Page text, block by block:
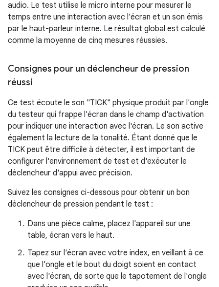
audio. Le test utilise le micro interne pour mesurer le
temps entre une interaction avec l'écran et un son émis
par le haut-parleur interne. Le résultat global est calculé
comme la moyenne de cinq mesures réussies.
Consignes pour un déclencheur de pression
réussi
Ce test écoute le son "TICK" physique produit par l'ongle
du testeur qui frappe l'écran dans le champ d'activation
pour indiquer une interaction avec l'écran. Le son active
également la lecture de la tonalité. Étant donné que le
TICK peut être difficile à détecter, il est important de
configurer l'environnement de test et d'exécuter le
déclencheur d'appui avec précision.
Suivez les consignes ci-dessous pour obtenir un bon
déclencheur de pression pendant le test :
Dans une pièce calme, placez l'appareil sur une
table, écran vers le haut.
Tapez sur l'écran avec votre index, en veillant à ce
que l'ongle et le bout du doigt soient en contact
avec l'écran, de sorte que le tapotement de l'ongle